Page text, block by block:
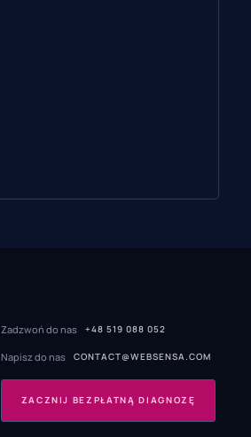
Zadzwoń do nas +48 519 088 052
Napisz do nas CONTACT@WEBSENSA.COM
ZACZNIJ BEZPŁATNĄ DIAGNOZĘ